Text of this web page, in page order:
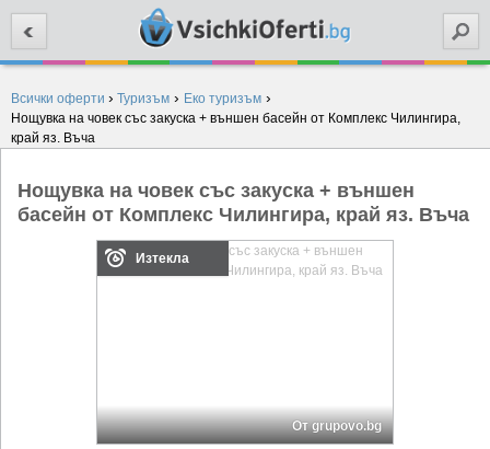
Всички оферти › Туризъм › Еко туризъм ›
Нощувка на човек със закуска + външен басейн от Комплекс Чилингира,
край яз. Въча
Нощувка на човек със закуска + външен
басейн от Комплекс Чилингира, край яз. Въча
Изтекла
От grupovo.bg